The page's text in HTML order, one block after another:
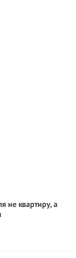
не квартиру, а